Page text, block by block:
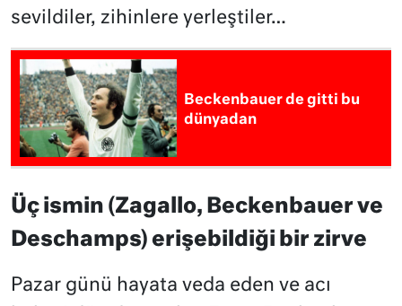
sevildiler, zihinlere yerleştiler…
Beckenbauer de gitti bu
dünyadan
Üç ismin (Zagallo, Beckenbauer ve
Deschamps) erişebildiği bir zirve
Pazar günü hayata veda eden ve acı